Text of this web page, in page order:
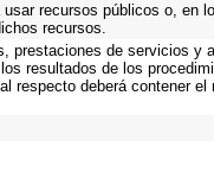
recursos públicos o, en
recursos.
prestaciones de servicios y
resultados de los
respecto deberá contener el